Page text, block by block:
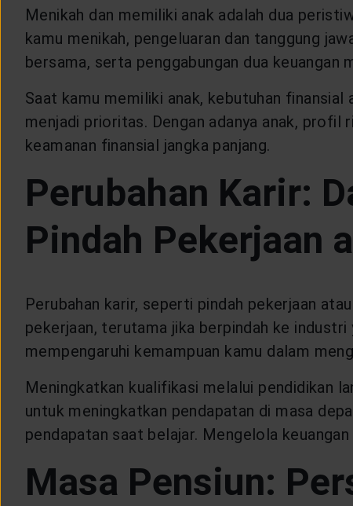
Menikah dan memiliki anak adalah dua
kamu menikah, pengeluaran dan tanggung
bersama, serta penggabungan dua keuangan
Saat kamu memiliki anak, kebutuhan finansial
menjadi prioritas. Dengan adanya anak,
keamanan finansial jangka panjang.
Perubahan Karir:
Pindah Pekerjaan
Perubahan karir, seperti pindah pekerjaan
pekerjaan, terutama jika berpindah ke
mempengaruhi kemampuan kamu dalam
Meningkatkan kualifikasi melalui pendidikan
untuk meningkatkan pendapatan di masa
pendapatan saat belajar. Mengelola
Masa Pensiun:
KEAGENAN